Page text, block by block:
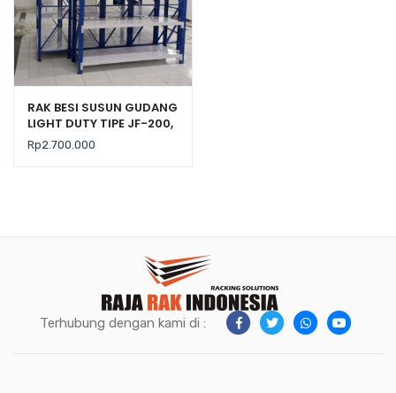
RAK BESI SUSUN GUDANG
LIGHT DUTY TIPE JF-200,
KEKUATAN 200 KG / LEVEL
Rp2.700.000
Terhubung dengan kami di :